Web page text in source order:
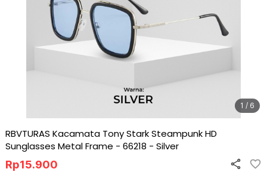
1 / 6
RBVTURAS Kacamata Tony Stark Steampunk HD
Sunglasses Metal Frame - 66218 - Silver
Rp15.900